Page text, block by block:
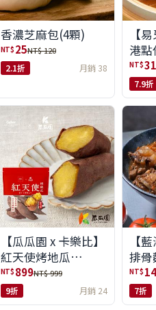
香濃芝麻包(4顆)
NT$ 25NT$ 120
2.1折 月銷 38
【
港
NT$
7.9折
【瓜瓜園 x 卡樂比】
紅天使烤地瓜
350g*10包(免運組)
NT$ 899NT$ 999
9折 月銷 24
【
排
任選
NT$
7折